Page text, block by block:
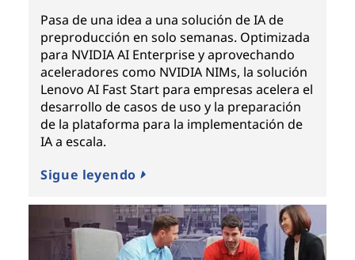
Pasa de una idea a una solución de IA de
preproducción en solo semanas. Optimizada
para NVIDIA AI Enterprise y aprovechando
aceleradores como NVIDIA NIMs, la solución
Lenovo AI Fast Start para empresas acelera el
desarrollo de casos de uso y la preparación
de la plataforma para la implementación de
IA a escala.
Sigue leyendo